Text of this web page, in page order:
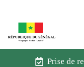
Prise de